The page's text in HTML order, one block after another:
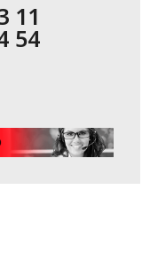
11
54